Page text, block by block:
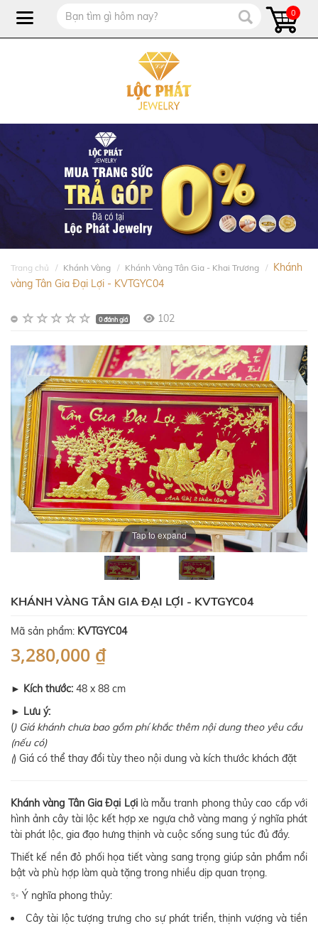
0
Trang chủ Khánh Vàng Khánh Vàng Tân Gia - Khai Trương
Khánh
vàng Tân Gia Đại Lợi - KVTGYC04
0 đánh giá 102
Tap to expand
KHÁNH VÀNG TÂN GIA ĐẠI LỢI - KVTGYC04
Mã sản phẩm: KVTGYC04
3,280,000 ₫
► Kích thước: 48 x 88 cm
► Lưu ý:
() Giá khánh chưa bao gồm phí khắc thêm nội dung theo yêu cầu
(nếu có)
() Giá có thể thay đổi tùy theo nội dung và kích thước khách đặt
Khánh vàng Tân Gia Đại Lợilà mẫu tranh phong thủy cao cấp với
hình ảnh cây tài lộc kết hợp xe ngựa chở vàng mang ý nghĩa phát
tài phát lộc, gia đạo hưng thịnh và cuộc sống sung túc đủ đầy.
Thiết kế nền đỏ phối họa tiết vàng sang trọng giúp sản phẩm nổi
bật và phù hợp làm quà tặng trong nhiều dịp quan trọng.
✨ Ý nghĩa phong thủy:
Cây tài lộc tượng trưng cho sự phát triển, thịnh vượng và tiền